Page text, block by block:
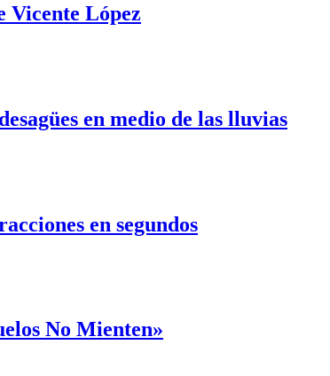
Vicente López
en medio de las lluvias
en segundos
No Mienten»